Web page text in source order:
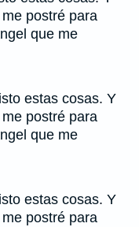
postré para
que me
estas cosas. Y
postré para
que me
estas cosas. Y
postré para